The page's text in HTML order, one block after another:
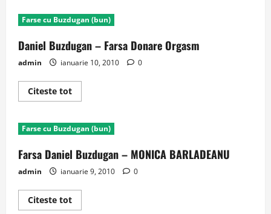
Daniel
Buzdugan
Schelet
Metalic
Farse cu Buzdugan (bun)
Daniel Buzdugan – Farsa Donare Orgasm
admin ianuarie 10, 2010 0
Citeste totRead
more
Buzdugan
–
Donare
Orgasm
Farse cu Buzdugan (bun)
Farsa Daniel Buzdugan – MONICA BARLADEANU
admin ianuarie 9, 2010 0
Citeste totRead
more